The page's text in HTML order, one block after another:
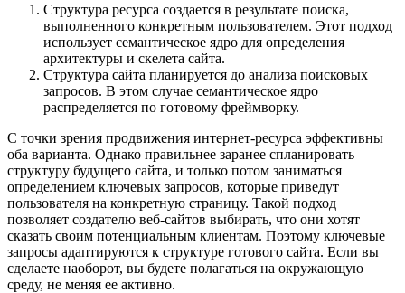
Структура ресурса создается в результате поиска,
выполненного конкретным пользователем. Этот подход
использует семантическое ядро ​​для определения
архитектуры и скелета сайта.
Структура сайта планируется до анализа поисковых
запросов. В этом случае семантическое ядро ​​
распределяется по готовому фреймворку.
С точки зрения продвижения интернет-ресурса эффективны
оба варианта. Однако правильнее заранее спланировать
структуру будущего сайта, и только потом заниматься
определением ключевых запросов, которые приведут
пользователя на конкретную страницу. Такой подход
позволяет создателю веб-сайтов выбирать, что они хотят
сказать своим потенциальным клиентам. Поэтому ключевые
запросы адаптируются к структуре готового сайта. Если вы
сделаете наоборот, вы будете полагаться на окружающую
среду, не меняя ее активно.